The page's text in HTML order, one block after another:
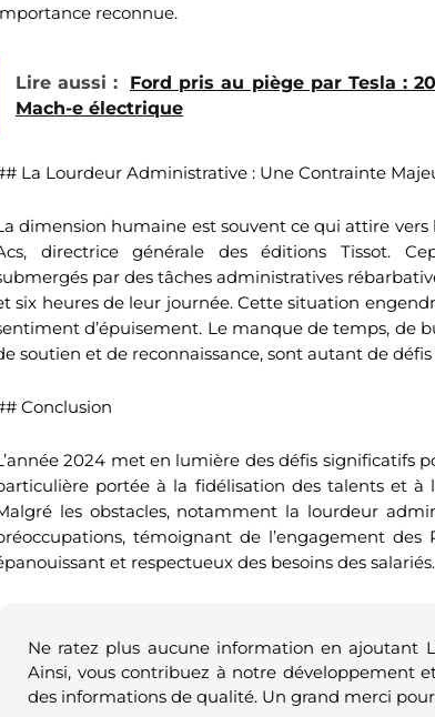
reconnue.
Lire aussi :
Ford pris au piège par Tesla :
Mach-e électrique
La Lourdeur Administrative : Une Contrainte
dimension humaine est souvent ce qui attire
directrice générale des éditions Tissot.
par des tâches administratives
six heures de leur journée. Cette situation
d’épuisement. Le manque de temps, de
soutien et de reconnaissance, sont autant de défis
Conclusion
2024 met en lumière des défis significatifs
portée à la fidélisation des talents et à
les obstacles, notamment la lourdeur
témoignant de l’engagement
et respectueux des besoins des salariés.
Ne ratez plus aucune information en ajoutant
Ainsi, vous contribuez à notre développement
des informations de qualité. Un grand merci